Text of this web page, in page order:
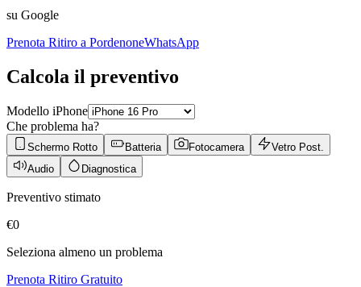
su Google
Prenota Ritiro a PordenoneWhatsApp
Calcola il preventivo
Modello iPhone
Che problema ha?
Schermo Rotto Batteria Fotocamera
Vetro Post.
Audio
Diagnostica
Preventivo stimato
€0
Seleziona almeno un problema
Prenota Ritiro Gratuito